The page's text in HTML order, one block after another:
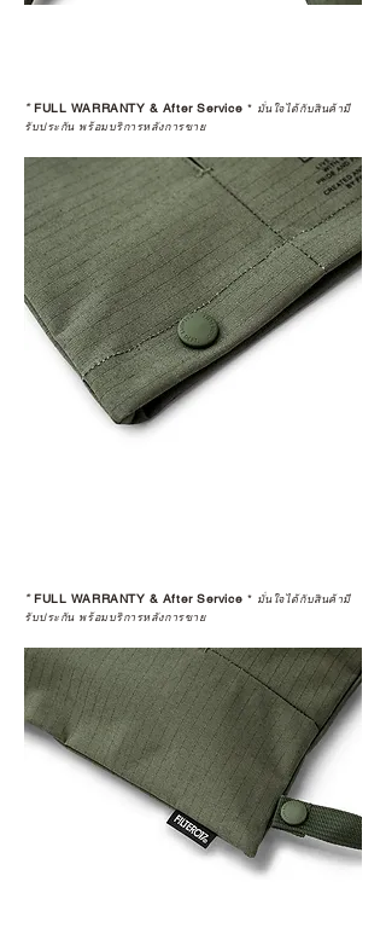
*FULL WARRANTY & After Service * มั่นใจได้กับสินค้ามี
รับประกัน พร้อมบริการหลังการขาย
*FULL WARRANTY & After Service * มั่นใจได้กับสินค้ามี
รับประกัน พร้อมบริการหลังการขาย